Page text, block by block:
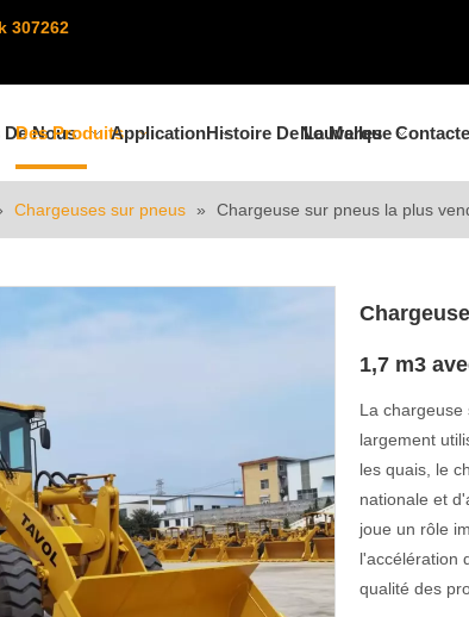
307262
Nous
Des ProduitsApplicationHistoire De La Marque
Nouvelles
Chargeuses sur pneus » Chargeuse sur pneus la plus
1,7 m3
La chargeuse
largement
les quais, le
nationale et
joue un rôle
l'accélération
qualité des